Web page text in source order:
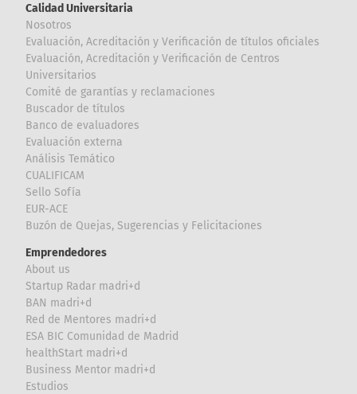
Calidad Universitaria
Nosotros
Evaluación, Acreditación y Verificación de títulos oficiales
Evaluación, Acreditación y Verificación de Centros
Universitarios
Comité de garantías y reclamaciones
Buscador de títulos
Banco de evaluadores
Evaluación externa
Análisis Temático
CUALIFICAM
Sello Sofía
EUR-ACE
Buzón de Quejas, Sugerencias y Felicitaciones
Emprendedores
About us
Startup Radar madri+d
BAN madri+d
Red de Mentores madri+d
ESA BIC Comunidad de Madrid
healthStart madri+d
Business Mentor madri+d
Estudios